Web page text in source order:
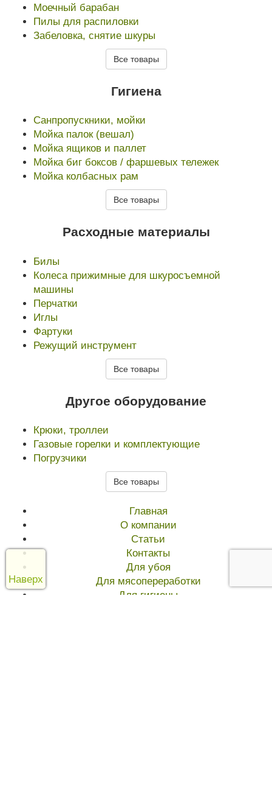
Моечный барабан
Пилы для распиловки
Забеловка, снятие шкуры
Все товары
Гигиена
Санпропускники, мойки
Мойка палок (вешал)
Мойка ящиков и паллет
Мойка биг боксов / фаршевых тележек
Мойка колбасных рам
Все товары
Расходные материалы
Билы
Колеса прижимные для шкуросъемной
машины
Перчатки
Иглы
Фартуки
Режущий инструмент
Все товары
Другое оборудование
Крюки, троллеи
Газовые горелки и комплектующие
Погрузчики
Все товары
Главная
О компании
Статьи
Контакты
Для убоя
Для мясопереработки
Для гигиены
Наверх